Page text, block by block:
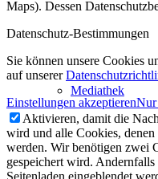
Mediathek
Maps). Dessen
Datenschutz-Bestimmungen
Sie können unsere Cookies
auf unserer
Einstellungen akzeptierenNur
Aktivieren, damit die
wird und alle Cookies,
werden. Wir benötigen zwei
gespeichert wird.
Seitenladen eingeblendet